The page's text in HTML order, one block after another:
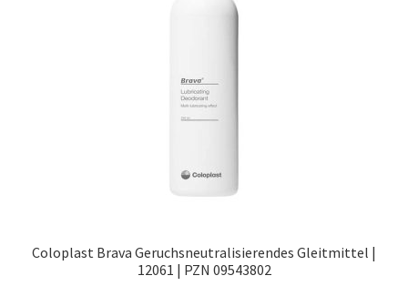
Coloplast Brava Geruchsneutralisierendes Gleitmittel |
12061 | PZN 09543802